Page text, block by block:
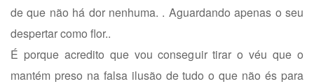
de que não há dor nenhuma. . Aguardando apenas o seu
despertar como flor..
É porque acredito que vou conseguir tirar o véu que o
mantém preso na falsa ilusão de tudo o que não és para